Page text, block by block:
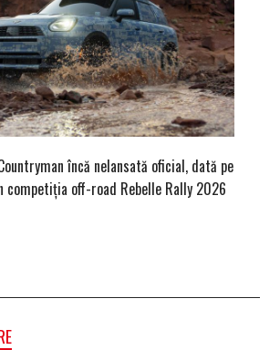
încă nelansată oficial, dată pe
competiția off-road Rebelle Rally 2026